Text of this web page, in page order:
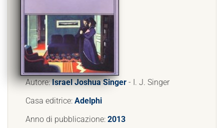
Autore:Israel Joshua Singer - I. J. Singer
Casa editrice: Adelphi
Anno di pubblicazione: 2013